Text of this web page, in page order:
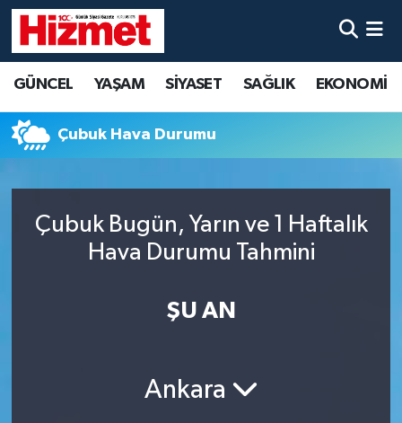
GÜNCEL YAŞAM SİYASET SAĞLIK EKONOMİ
Çubuk Hava Durumu
Çubuk Bugün, Yarın ve 1 Haftalık
Hava Durumu Tahmini
ŞU AN
Ankara
YAŞAM
SİYASET
EKONOMİ
Denizli Hava Durumu
Denizli Trafik Yoğunluk Haritası
Tüm Manşetler